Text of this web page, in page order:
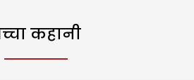
कहानी